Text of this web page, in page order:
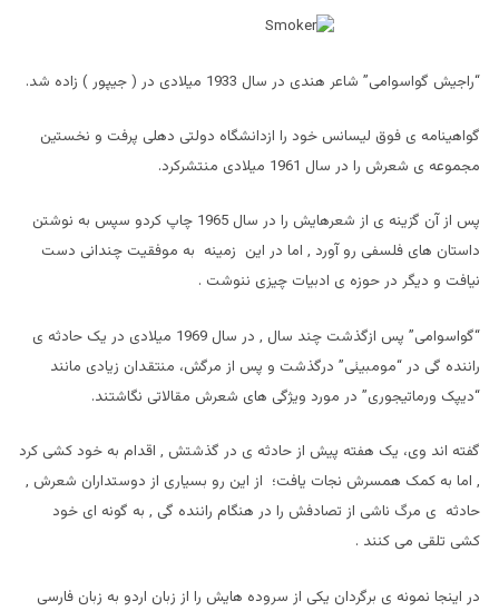
“راجیش گواسوامی” شاعر هندی در سال 1933 میلادی در ( جیپور ) زاده شد.
گواهینامه ی فوق لیسانس خود را ازدانشگاه دولتی دهلی پرفت و نخستین
مجموعه ی شعرش را در سال 1961 میلادی منتشرکرد.
پس از آن گزینه ی از شعرهایش را در سال 1965 چاپ کردو سپس به نوشتن
داستان های فلسفی رو آورد , اما در این زمینه به موفقیت چندانی دست
نیافت و دیگر در حوزه ی ادبیات چیزی ننوشت .
“گواسوامی” پس ازگذشت چند سال , در سال 1969 میلادی در یک حادثه ی
راننده گی در “مومبیئی” درگذشت و پس از مرگش، منتقدان زیادی مانند
“دیپک ورماتیجوری” در مورد ویژگی های شعرش مقالاتی نگاشتند.
گفته اند وی، یک هفته پیش از حادثه ی در گذشتش , اقدام به خود کشی کرد
, اما به کمک همسرش نجات یافت؛ از این رو بسیاری از دوستداران شعرش ,
حادثه ی مرگ ناشی از تصادفش را در هنگام راننده گی , به گونه ای خود
کشی تلقی می کنند .
در اینجا نمونه ی برگردان یکی از سروده هایش را از زبان اردو به زبان فارسی